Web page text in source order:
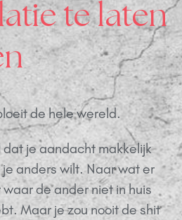
te laten
de hele wereld.
je aandacht makkelijk
anders wilt. Naar wat er
de ander niet in huis
Maar je zou nooit de shit